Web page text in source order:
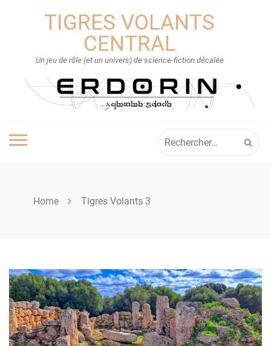
TIGRES VOLANTS
CENTRAL
Un jeu de rôle (et un univers) de science-fiction décalée
Home Tigres Volants 3